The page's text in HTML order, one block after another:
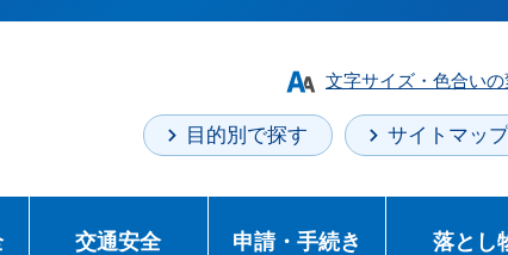
文字サイズ・色合いの
目的別で探す サイトマップ
交通安全 申請・手続き 落とし